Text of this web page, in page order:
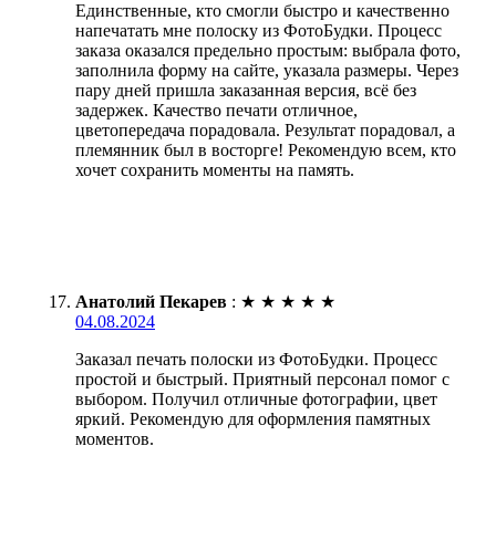
Единственные, кто смогли быстро и качественно
напечатать мне полоску из ФотоБудки. Процесс
заказа оказался предельно простым: выбрала фото,
заполнила форму на сайте, указала размеры. Через
пару дней пришла заказанная версия, всё без
задержек. Качество печати отличное,
цветопередача порадовала. Результат порадовал, а
племянник был в восторге! Рекомендую всем, кто
хочет сохранить моменты на память.
Анатолий Пекарев : ★ ★ ★ ★ ★
04.08.2024
Заказал печать полоски из ФотоБудки. Процесс
простой и быстрый. Приятный персонал помог с
выбором. Получил отличные фотографии, цвет
яркий. Рекомендую для оформления памятных
моментов.